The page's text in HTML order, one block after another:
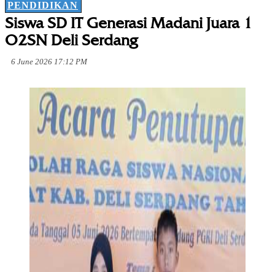
PENDIDIKAN
Siswa SD IT Generasi Madani Juara 1
O2SN Deli Serdang
6 June 2026 17:12 PM